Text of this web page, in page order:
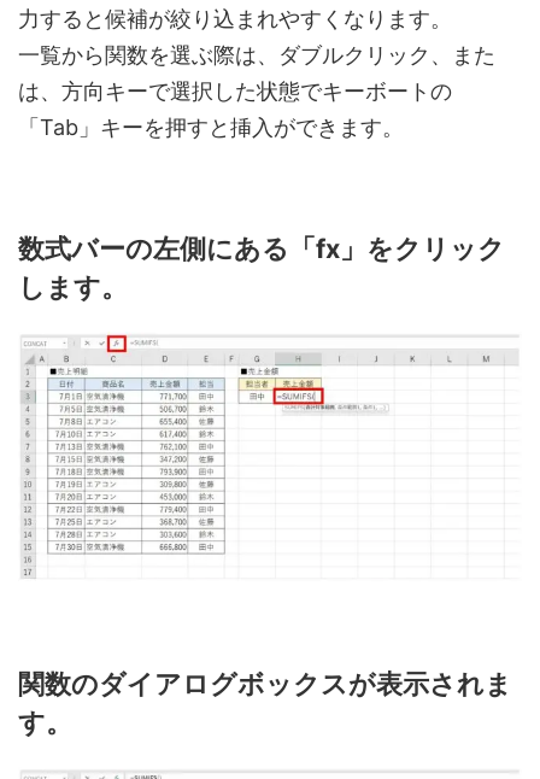
力すると候補が絞り込まれやすくなります。
一覧から関数を選ぶ際は、ダブルクリック、また
は、方向キーで選択した状態でキーボートの
「Tab」キーを押すと挿入ができます。
数式バーの左側にある「fx」をクリック
します。
関数のダイアログボックスが表示されま
す。